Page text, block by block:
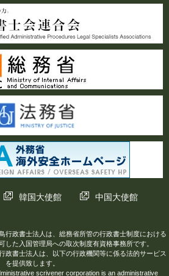
韓国大使館 中国大使館
行政書士法人は、総務省所管の行政書士制度における
した入国管理局への取次制度有資格事務所です。
政書士法人は、以下の行政機関等に係る法的サービス
を提供致します。
scrivener corporation is an administrative